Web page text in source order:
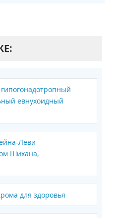
евнухоидный
Леви
Шихана,
для здоровья